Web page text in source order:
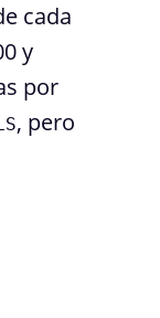
cada
y
por
, pero